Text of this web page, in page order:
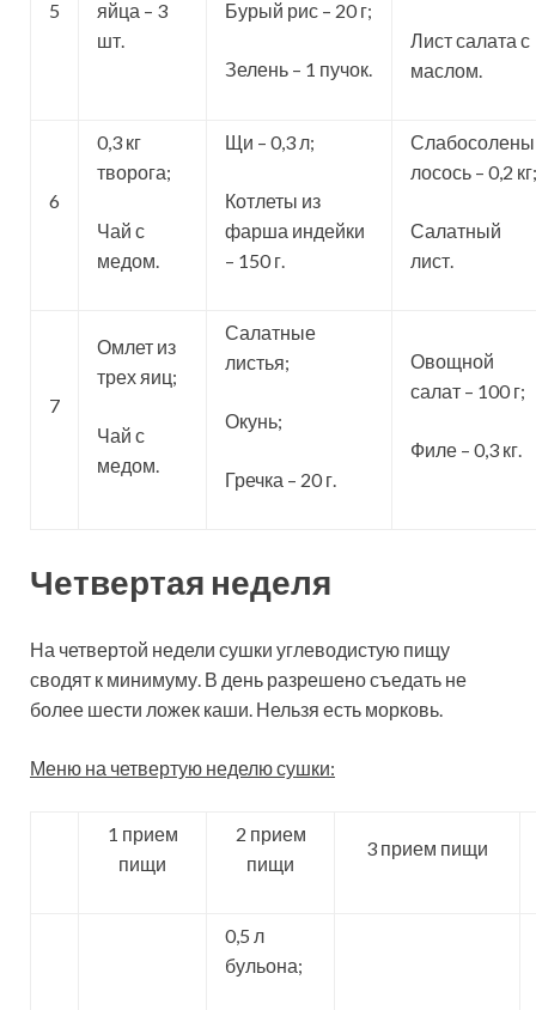
5
яйца – 3
шт.
Бурый рис – 20 г;
Зелень – 1 пучок.
Лист салата с
маслом.
6
0,3 кг
творога;
Чай с
медом.
Щи – 0,3 л;
Котлеты из
фарша индейки
– 150 г.
лосось – 0,2 кг;
Салатный
лист.
7
Омлет из
трех яиц;
Чай с
медом.
Салатные
листья;
Окунь;
Гречка – 20 г.
Овощной
салат – 100 г;
Филе – 0,3 кг.
Четвертая неделя
На четвертой недели сушки углеводистую пищу
сводят к минимуму. В день разрешено съедать не
более шести ложек каши. Нельзя есть морковь.
Меню на четвертую неделю сушки:
1 прием
пищи
2 прием
пищи
3 прием пищи
0,5 л
бульона;